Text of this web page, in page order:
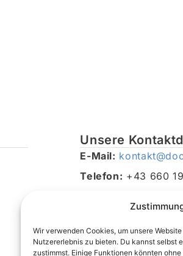
Wir verwenden Cookies, um unsere
Nutzererlebnis zu bieten. Du kannst selbst
zustimmst. Einige Funktionen könnten
Unsere
E-Mail:
Telefon: +43 660
Traunsee, Österreich